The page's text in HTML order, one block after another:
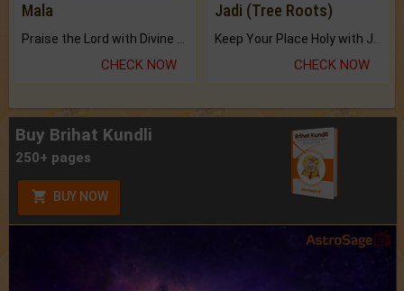
Mala
Praise the Lord with Divine Energies of Mala.
CHECK NOW
Jadi (Tree Roots)
Keep Your Place Holy with Jadi.
CHECK NOW
Buy Brihat Kundli
250+ pages
BUY NOW